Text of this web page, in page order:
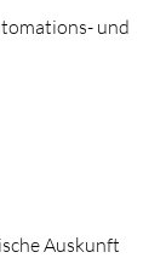
und
Auskunft